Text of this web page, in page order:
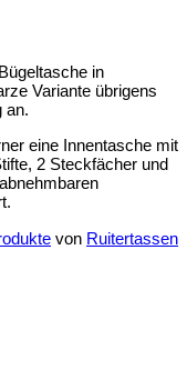
in
Variante übrigens
an.
eine Innentasche mit
2 Steckfächer und
von Ruitertassen